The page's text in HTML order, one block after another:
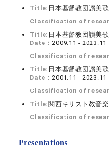
Title: 日本基督教団讃美
Classification of
Title: 日本基督教団讃美
Date：2009.11 - 2023.11
Classification of
Title: 日本基督教団讃美
Date：2001.11 - 2023.11
Classification of
Title: 関西キリスト教音
Classification of
Presentations